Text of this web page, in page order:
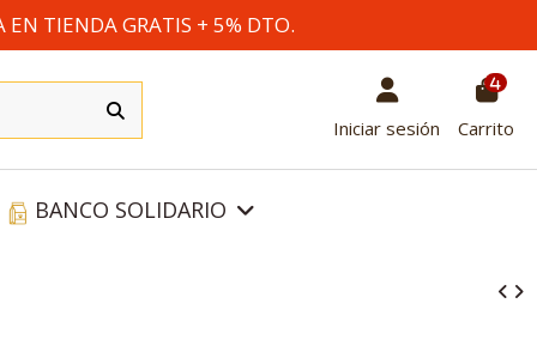
EN TIENDA GRATIS + 5% DTO.
Iniciar sesión
4
Carrito
BANCO SOLIDARIO